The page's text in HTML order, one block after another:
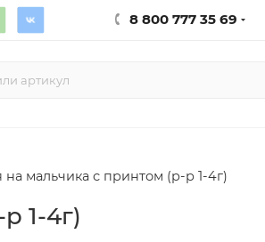
8 800 777 35 69
на мальчика с принтом (р-р 1-4г)
1-4г)